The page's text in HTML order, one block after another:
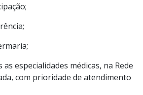
especialidades médicas, na Rede
com prioridade de atendimento